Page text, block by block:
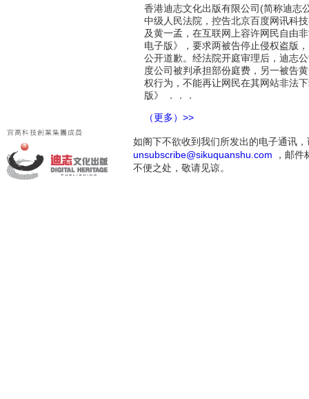
香港迪志文化出版有限公司(简称迪志
中级人民法院，控告北京百度网讯科
及黄一孟，在互联网上容许网民自由
电子版》，要求两被告停止侵权盗版
公开道歉。经法院开庭审理后，迪志
度公司被判承担部份庭费，另一被告
权行为，不能再让网民在其网站非法
版》 ．．．
（更多）>>
如阁下不欲收到我们所发出的电子通讯
unsubscribe@sikuquanshu.com
，邮
不便之处，敬请见谅。